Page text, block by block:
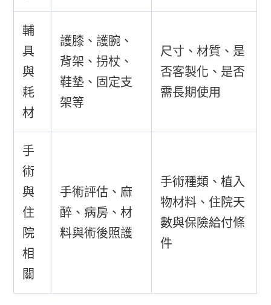
輔
具
與
耗
材
護膝、護腕、
背架、拐杖、
鞋墊、固定支
架等
尺寸、材質、是
否客製化、是否
需長期使用
手
術
與
住
院
相
關
手術評估、麻
醉、病房、材
料與術後照護
手術種類、植入
物材料、住院天
數與保險給付條
件